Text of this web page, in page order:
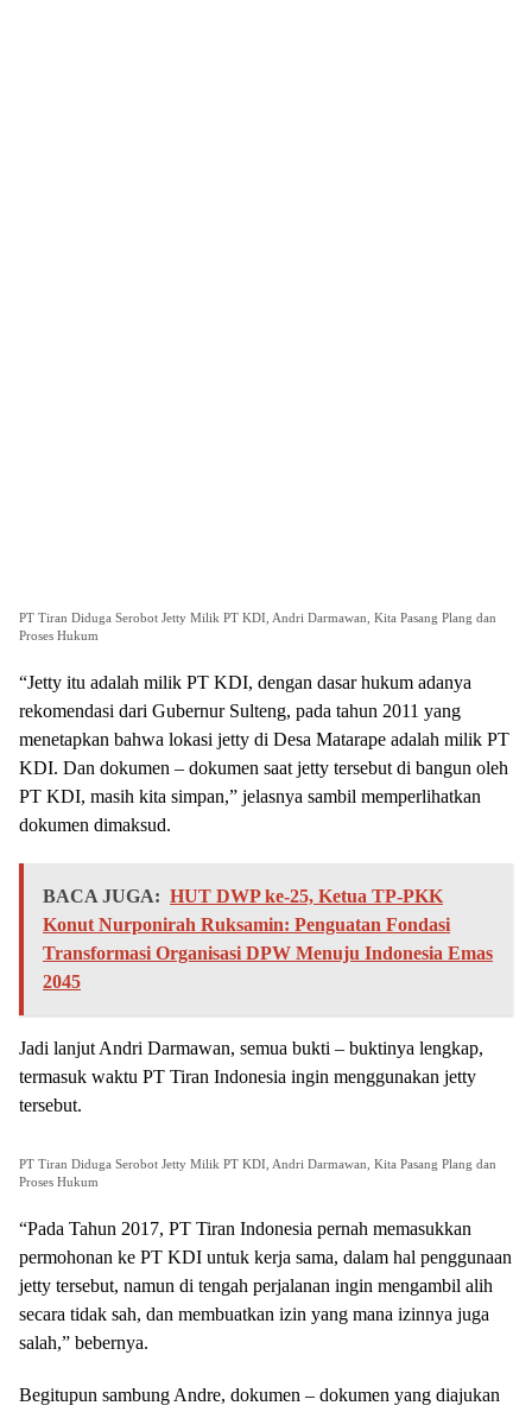
PT Tiran Diduga Serobot Jetty Milik PT KDI, Andri Darmawan, Kita Pasang Plang dan
Proses Hukum
“Jetty itu adalah milik PT KDI, dengan dasar hukum adanya
rekomendasi dari Gubernur Sulteng, pada tahun 2011 yang
menetapkan bahwa lokasi jetty di Desa Matarape adalah milik PT
KDI. Dan dokumen – dokumen saat jetty tersebut di bangun oleh
PT KDI, masih kita simpan,” jelasnya sambil memperlihatkan
dokumen dimaksud.
BACA JUGA: HUT DWP ke-25, Ketua TP-PKK
Konut Nurponirah Ruksamin: Penguatan Fondasi
Transformasi Organisasi DPW Menuju Indonesia Emas
2045
Jadi lanjut Andri Darmawan, semua bukti – buktinya lengkap,
termasuk waktu PT Tiran Indonesia ingin menggunakan jetty
tersebut.
PT Tiran Diduga Serobot Jetty Milik PT KDI, Andri Darmawan, Kita Pasang Plang dan
Proses Hukum
“Pada Tahun 2017, PT Tiran Indonesia pernah memasukkan
permohonan ke PT KDI untuk kerja sama, dalam hal penggunaan
jetty tersebut, namun di tengah perjalanan ingin mengambil alih
secara tidak sah, dan membuatkan izin yang mana izinnya juga
salah,” bebernya.
Begitupun sambung Andre, dokumen – dokumen yang diajukan